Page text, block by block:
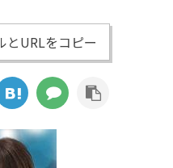
とURLをコピー